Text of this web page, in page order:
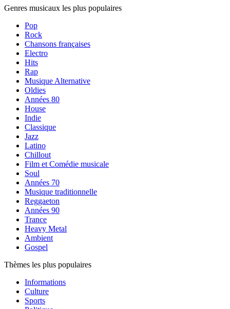
Genres musicaux les plus populaires
Pop
Rock
Chansons françaises
Electro
Hits
Rap
Musique Alternative
Oldies
Années 80
House
Indie
Classique
Jazz
Latino
Chillout
Film et Comédie musicale
Soul
Années 70
Musique traditionnelle
Reggaeton
Années 90
Trance
Heavy Metal
Ambient
Gospel
Thèmes les plus populaires
Informations
Culture
Sports